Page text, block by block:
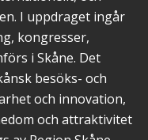
I uppdraget ingår
kongresser,
i Skåne. Det
besöks- och
och innovation,
och attraktivitet